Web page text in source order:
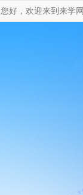
您好，欢迎来到来学网